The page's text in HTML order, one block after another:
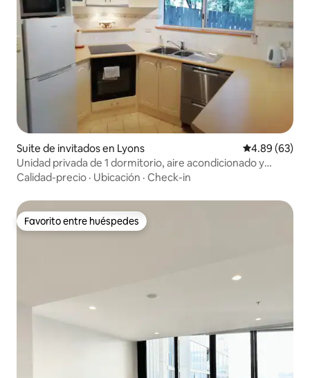
Suite de invitados en Lyons Calificación
4.89 (63)
Unidad privada de 1 dormitorio, aire acondicionado y
terraza cubierta
Calidad-precio · Ubicación · Check-in
Favorito entre huéspedes
Favorito entre huéspedes